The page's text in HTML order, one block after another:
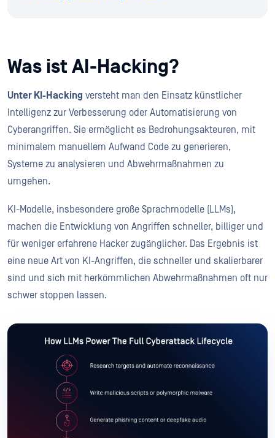
Was ist AI-Hacking?
Unter KI-Hacking versteht man den Einsatz künstlicher
Intelligenz zur Verbesserung oder Automatisierung von
Cyberangriffen. Sie ermöglicht es Bedrohungsakteuren, mit
minimalem manuellem Aufwand Code zu generieren,
Systeme zu analysieren und Abwehrmaßnahmen zu
umgehen.
KI-Modelle, insbesondere große Sprachmodelle (LLMs),
machen die Entwicklung von Angriffen schneller, billiger und
für weniger erfahrene Hacker zugänglicher. Das Ergebnis ist
eine neue Art von KI-Angriffen, die schneller und skalierbarer
sind und sich mit herkömmlichen Abwehrmaßnahmen oft nur
schwer stoppen lassen.